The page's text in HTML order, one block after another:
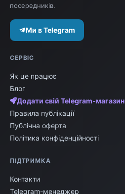
посередників.
Ми в Telegram
СЕРВІС
Як це працює
Блог
Додати свій Telegram-магазин
Правила публікації
Публічна оферта
Політика конфіденційності
ПІДТРИМКА
Контакти
Telegram-менеджер